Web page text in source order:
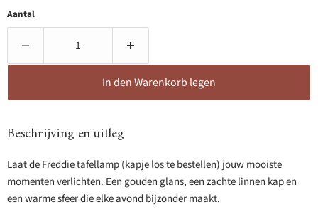
Aantal
In den Warenkorb legen
Beschrijving en uitleg
Laat de Freddie tafellamp (kapje los te bestellen) jouw mooiste
momenten verlichten. Een gouden glans, een zachte linnen kap en
een warme sfeer die elke avond bijzonder maakt.